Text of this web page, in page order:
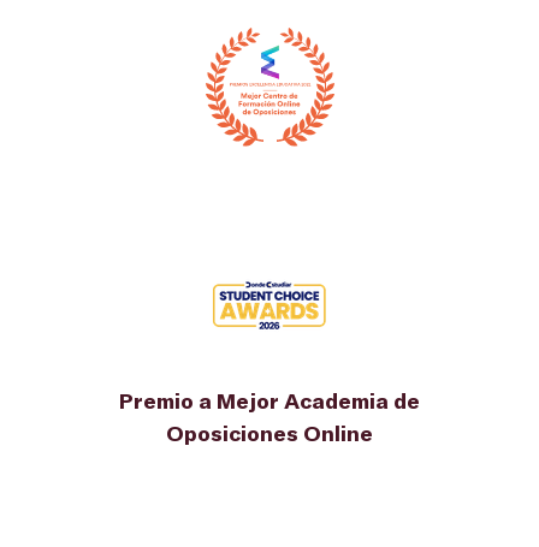
Premio a Mejor Academia de
Oposiciones Online